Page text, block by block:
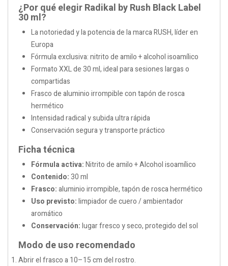
¿Por qué elegir Radikal by Rush Black Label
30 ml?
La notoriedad y la potencia de la marca RUSH, líder en
Europa
Fórmula exclusiva: nitrito de amilo + alcohol isoamílico
Formato XXL de 30 ml, ideal para sesiones largas o
compartidas
Frasco de aluminio irrompible con tapón de rosca
hermético
Intensidad radical y subida ultra rápida
Conservación segura y transporte práctico
Ficha técnica
Fórmula activa:Nitrito de amilo + Alcohol isoamílico
Contenido:30 ml
Frasco:aluminio irrompible, tapón de rosca hermético
Uso previsto:limpiador de cuero / ambientador
aromático
Conservación:lugar fresco y seco, protegido del sol
Modo de uso recomendado
Abrir el frasco a 10–15 cm del rostro.